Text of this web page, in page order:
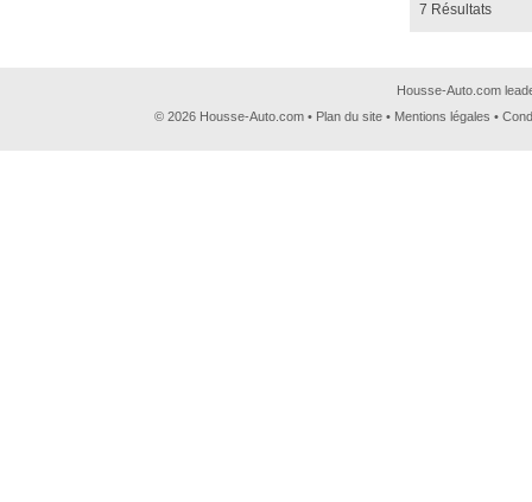
7 Résultats
Housse-Auto.com
© 2026 Housse-Auto.com • Plan du site • Mentions légales •